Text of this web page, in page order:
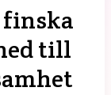
till